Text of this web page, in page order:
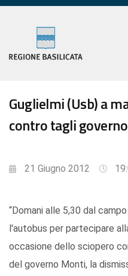
Guglielmi (Usb) a
contro tagli governo
21 Giugno 2012
“Domani alle 5,30 dal
l'autobus per partecipare
occasione dello sciopero
del governo Monti, la